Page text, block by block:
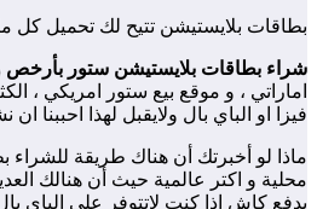
بطاقات بلايستيشن تتيح لك تحميل كل
شراء بطاقات بلايستيشن ستور بأرخص
اماراتي ، و موقع بيع ستور امريكي ،
فيزا او الباي بال ولايقبل لهذا
محلية و اكتر عالمية حيث أن هنالك